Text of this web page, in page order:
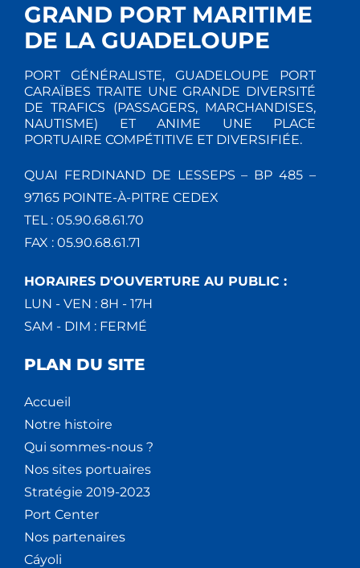
GRAND PORT MARITIME
DE LA GUADELOUPE
PORT GÉNÉRALISTE, GUADELOUPE PORT
CARAÏBES TRAITE UNE GRANDE DIVERSITÉ
DE TRAFICS (PASSAGERS, MARCHANDISES,
NAUTISME) ET ANIME UNE PLACE
PORTUAIRE COMPÉTITIVE ET DIVERSIFIÉE.
QUAI FERDINAND DE LESSEPS – BP 485 –
97165 POINTE-À-PITRE CEDEX
TEL : 05.90.68.61.70
FAX : 05.90.68.61.71
HORAIRES D'OUVERTURE AU PUBLIC :
LUN - VEN : 8H - 17H
SAM - DIM : FERMÉ
PLAN DU SITE
Accueil
Notre histoire
Qui sommes-nous ?
Nos sites portuaires
Stratégie 2019-2023
Port Center
Nos partenaires
Cáyoli